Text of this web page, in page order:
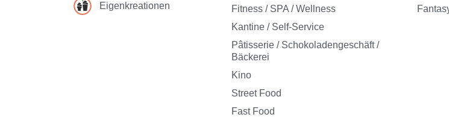
Eigenkreationen
Fitness / SPA / Wellness
Kantine / Self-Service
Pâtisserie / Schokoladengeschäft /
Bäckerei
Kino
Street Food
Fast Food